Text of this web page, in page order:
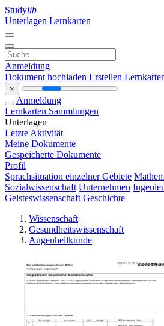
Studylib
Unterlagen Lernkarten
Anmeldung
Dokument hochladen Erstellen
×
Anmeldung
Lernkarten Sammlungen
Unterlagen
Letzte Aktivität
Meine Dokumente
Gespeicherte Dokumente
Profil
Sprachsituation einzelner Gebiete
Sozialwissenschaft Unternehmen
Geisteswissenschaft Geschichte
Wissenschaft
Gesundheitswissenschaft
Augenheilkunde